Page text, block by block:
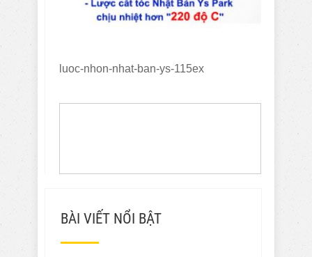
luoc-nhon-nhat-ban-ys-115ex
BÀI VIẾT NỔI BẬT